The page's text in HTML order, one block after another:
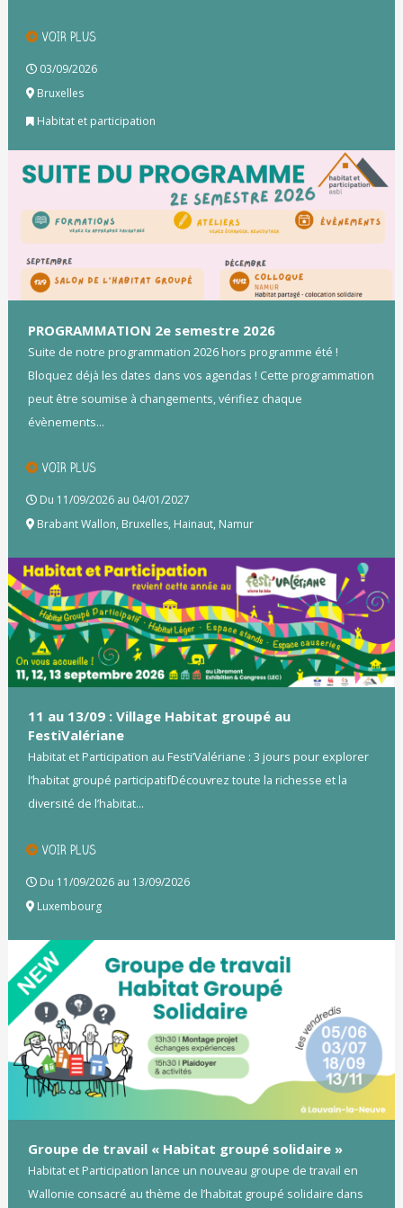
VOIR PLUS
03/09/2026
Bruxelles
Habitat et participation
PROGRAMMATION 2e semestre 2026
Suite de notre programmation 2026 hors programme été !
Bloquez déjà les dates dans vos agendas ! Cette programmation
peut être soumise à changements, vérifiez chaque
évènements...
VOIR PLUS
Du 11/09/2026 au 04/01/2027
Brabant Wallon, Bruxelles, Hainaut, Namur
11 au 13/09 : Village Habitat groupé au
FestiValériane
Habitat et Participation au Festi’Valériane : 3 jours pour explorer
l’habitat groupé participatifDécouvrez toute la richesse et la
diversité de l’habitat...
VOIR PLUS
Du 11/09/2026 au 13/09/2026
Luxembourg
Groupe de travail « Habitat groupé solidaire »
Habitat et Participation lance un nouveau groupe de travail en
Wallonie consacré au thème de l’habitat groupé solidaire dans